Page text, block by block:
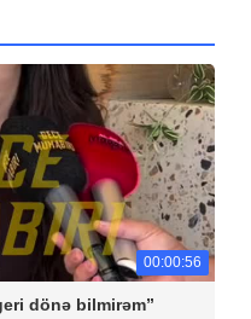
00:00:56
dönə bilmirəm”